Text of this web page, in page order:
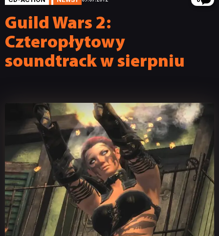
Guild Wars 2:
Czteropłytowy
soundtrack w sierpniu